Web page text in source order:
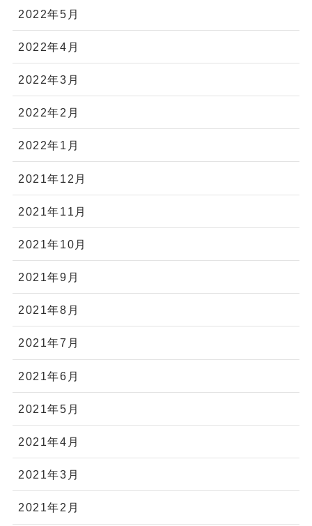
2022年5月
2022年4月
2022年3月
2022年2月
2022年1月
2021年12月
2021年11月
2021年10月
2021年9月
2021年8月
2021年7月
2021年6月
2021年5月
2021年4月
2021年3月
2021年2月